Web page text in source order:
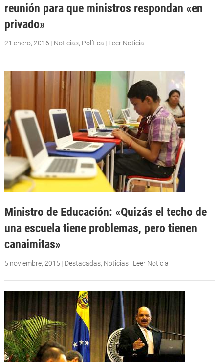
reunión para que ministros respondan «en
privado»
21 enero, 2016 | Noticias, Política | Leer Noticia
Ministro de Educación: «Quizás el techo de
una escuela tiene problemas, pero tienen
canaimitas»
5 noviembre, 2015 | Destacadas, Noticias | Leer Noticia